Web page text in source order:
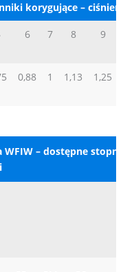
korygujące –
6 7 8 9
0,88 1 1,13 1,25
– dostępne